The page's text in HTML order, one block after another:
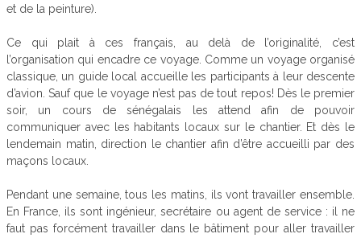
et de la peinture).
Ce qui plait à ces français, au delà de l’originalité, c’est
l’organisation qui encadre ce voyage. Comme un voyage organisé
classique, un guide local accueille les participants à leur descente
d’avion. Sauf que le voyage n’est pas de tout repos! Dès le premier
soir, un cours de sénégalais les attend afin de pouvoir
communiquer avec les habitants locaux sur le chantier. Et dès le
lendemain matin, direction le chantier afin d’être accueilli par des
maçons locaux.
Pendant une semaine, tous les matins, ils vont travailler ensemble.
En France, ils sont ingénieur, secrétaire ou agent de service : il ne
faut pas forcément travailler dans le bâtiment pour aller travailler